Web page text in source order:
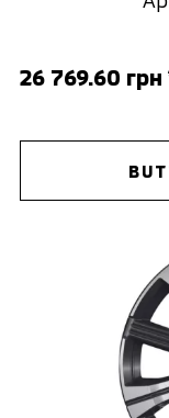
26 769.60